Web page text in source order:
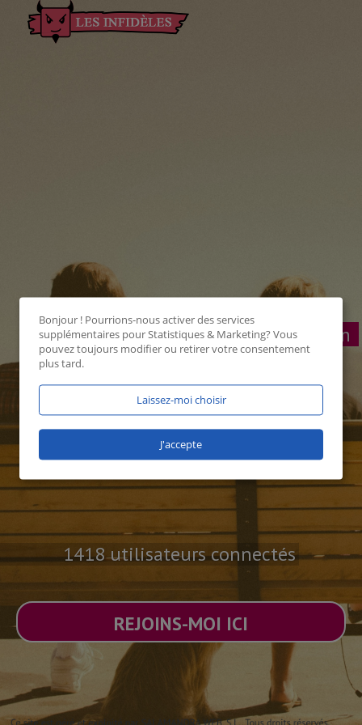
Connexion
1418 utilisateurs connectés
REJOINS-MOI ICI
Bonjour ! Pourrions-nous activer des services
supplémentaires pourStatistiques & Marketing? Vous
pouvez toujours modifier ou retirer votre consentement
plus tard.
Laissez-moi choisir
J'accepte